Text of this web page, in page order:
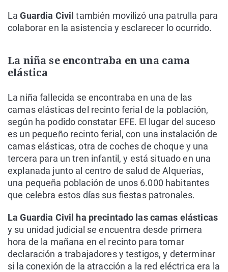
LaGuardia Civil también movilizó una patrulla para
colaborar en la asistencia y esclarecer lo ocurrido.
La niña se encontraba en una cama
elástica
La niña fallecida se encontraba en una de las
camas elásticas del recinto ferial de la población,
según ha podido constatar EFE. El lugar del suceso
es un pequeño recinto ferial, con una instalación de
camas elásticas, otra de coches de choque y una
tercera para un tren infantil, y está situado en una
explanada junto al centro de salud de Alquerías,
una pequeña población de unos 6.000 habitantes
que celebra estos días sus fiestas patronales.
La Guardia Civil ha precintado las camas elásticas
y su unidad judicial se encuentra desde primera
hora de la mañana en el recinto para tomar
declaración a trabajadores y testigos, y determinar
si la conexión de la atracción a la red eléctrica era la